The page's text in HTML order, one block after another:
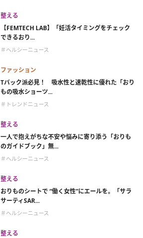
整える
【FEMTECH LAB】「妊活タイミングをチェック
できるおり...
＃ヘルシーニュース
ファッション
Tバック派必見！ 吸水性と速乾性に優れた「おり
もの吸水ショーツ...
＃トレンドニュース
整える
一人で抱えがちな不安や悩みに寄り添う「おりも
のガイドブック」無...
＃ヘルシーニュース
整える
おりものシートで “働く女性”にエールを。「サラ
サーティSAR...
＃ヘルシーニュース
整える